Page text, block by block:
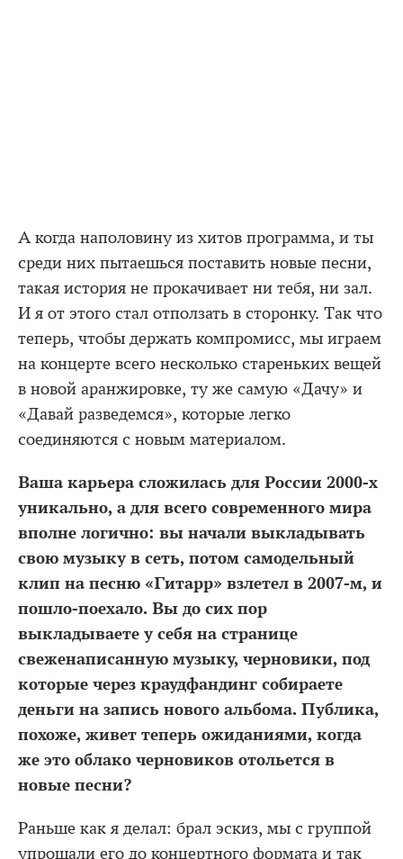
А когда наполовину из хитов программа, и ты
среди них пытаешься поставить новые песни,
такая история не прокачивает ни тебя, ни зал.
И я от этого стал отползать в сторонку. Так что
теперь, чтобы держать компромисс, мы играем
на концерте всего несколько стареньких вещей
в новой аранжировке, ту же самую «Дачу» и
«Давай разведемся», которые легко
соединяются с новым материалом.
Ваша карьера сложилась для России 2000-х
уникально, а для всего современного мира
вполне логично: вы начали выкладывать
свою музыку в сеть, потом самодельный
клип на песню «Гитарр» взлетел в 2007-м, и
пошло-поехало. Вы до сих пор
выкладываете у себя на странице
свеженаписанную музыку, черновики, под
которые через краудфандинг собираете
деньги на запись нового альбома. Публика,
похоже, живет теперь ожиданиями, когда
же это облако черновиков отольется в
новые песни?
Раньше как я делал: брал эскиз, мы с группой
упрощали его до концертного формата и так